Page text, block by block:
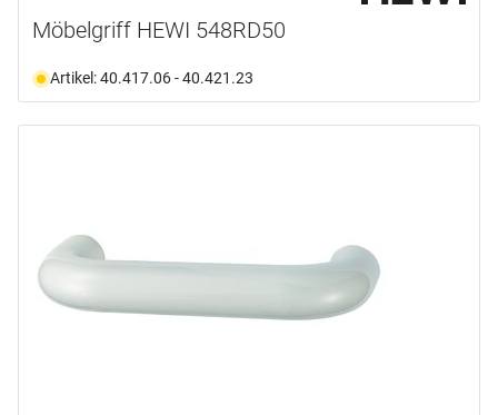
Möbelgriff HEWI 548RD50
Artikel: 40.417.06 - 40.421.23